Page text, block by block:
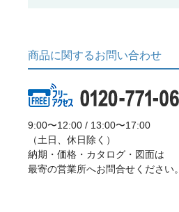
商品に関するお問い合わせ
9:00〜12:00 / 13:00〜17:00
（土日、休日除く）
納期・価格・カタログ・図面は
最寄の営業所へお問合せください。